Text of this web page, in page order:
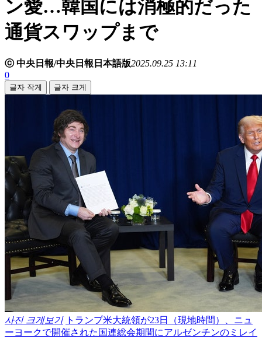
ン愛…韓国には消極的だった
通貨スワップまで
ⓒ 中央日報/中央日報日本語版2025.09.25 13:11
0
글자 작게 글자 크게
사진 크게보기 トランプ米大統領が23日（現地時間）、ニュ
ーヨークで開催された国連総会期間にアルゼンチンのミレイ